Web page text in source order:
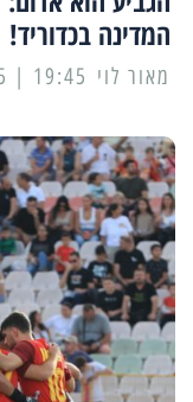
המדינה בכדוריד!
מאור לוי 19:45 | 29/03/2025